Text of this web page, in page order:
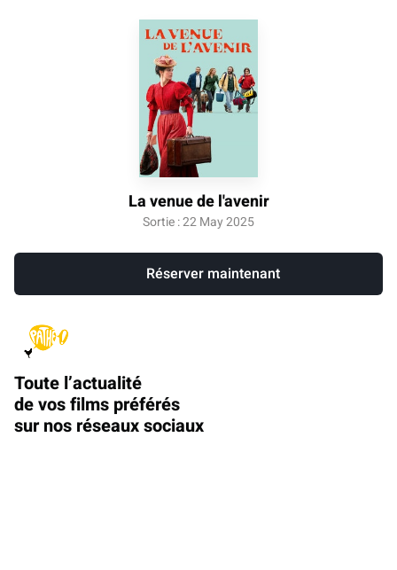
La venue de l'avenir
Sortie : 22 May 2025
Réserver maintenant
Toute l’actualité
de vos films préférés
sur nos réseaux sociaux